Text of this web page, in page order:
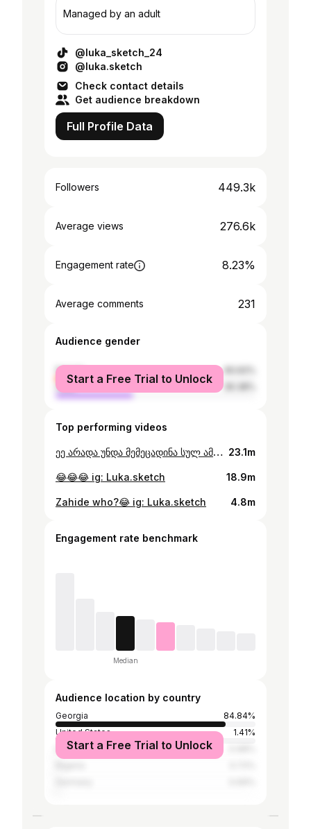
Managed by an adult
@luka_sketch_24
@luka.sketch
Check contact details
Get audience breakdown
Full Profile Data
Followers 449.3k
Average views 276.6k
Engagement rate 8.23%
Average comments 231
Audience gender
female
male
Start a Free Trial to Unlock
Top performing videos
ეე არადა უნდა მემეცადინა სულ ამ ბურთის ბრალია რააა 😭 inst: luuck__27 #foryou #fyp #fy 23.1m
😂😂😂 ig: Luka.sketch 18.9m
Zahide who?😂 ig: Luka.sketch 4.8m
Engagement rate benchmark
Median
Audience location by country
Georgia
84.84%
United States
1.41%
ItalyStart a Free Trial to Unlock